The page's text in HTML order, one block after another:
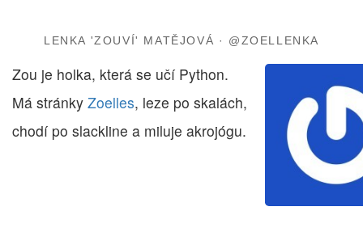
LENKA 'ZOUVÍ' MATĚJOVÁ · @ZOELLENKA
Zou je holka, která se učí Python.
Má stránky Zoelles, leze po skalách,
chodí po slackline a miluje akrojógu.